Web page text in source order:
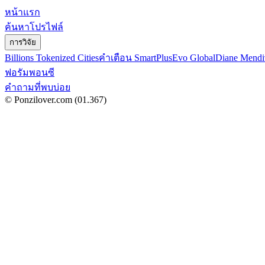
หน้าแรก
ค้นหาโปรไฟล์
การวิจัย
Billions Tokenized Citiesคำเตือน SmartPlusEvo GlobalDiane
ฟอรัมพอนซี
คำถามที่พบบ่อย
© Ponzilover.com (01.367)